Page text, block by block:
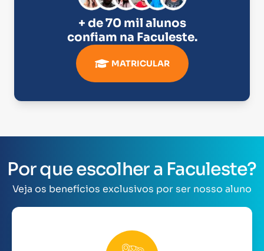
+ de 70 mil alunos
confiam na Faculeste.
MATRICULAR
Por que escolher a Faculeste?
Veja os benefícios exclusivos por ser nosso aluno